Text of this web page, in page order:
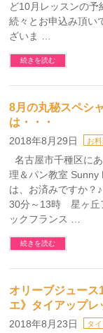
ど10月レッスンの予
続々とお申込み頂い
ざいま …
続きを読む
8月の丸秘スペシ
は・・・
2018年8月29日 お
名古屋市千種区に
理＆パン教室 Sunny
は、お済みですか
30分～13時 星ヶ丘
ックフランス …
続きを読む
オリーブジュース
エ》タイアップレ
2018年8月23日 タ